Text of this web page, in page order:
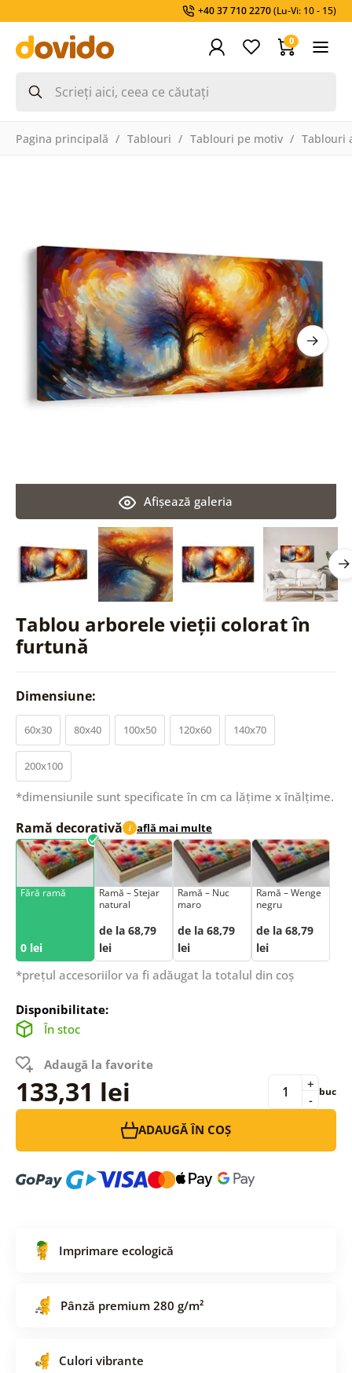
+40 37 710 2270(Lu-Vi: 10 - 15)
0
Pagina principală Tablouri Tablouri pe motiv Tablouri
Tablou arborele vieții colorat în
furtună
Afişează galeria
Dimensiune:
60x30 80x40 100x50 120x60 140x70
200x100
*dimensiunile sunt specificate în cm ca lățime x înălțime.
Ramă decorativă i află mai multe
Fără ramă
0 lei
Ramă – Stejar
natural
de la 68,79
lei
Ramă – Nuc
maro
de la 68,79
lei
Ramă – Wenge
negru
de la 68,79
lei
*prețul accesoriilor va fi adăugat la totalul din coș
Disponibilitate:
În stoc
Adaugă la favorite
133,31 lei -
+ buc
ADAUGĂ ÎN COȘ
Imprimare ecologică
Pânză premium 280 g/m²
Culori vibrante